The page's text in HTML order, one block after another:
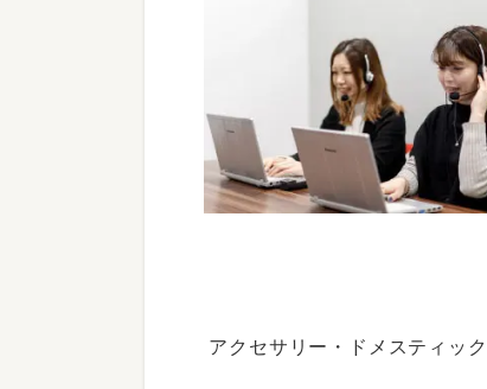
アクセサリー・ドメスティッ